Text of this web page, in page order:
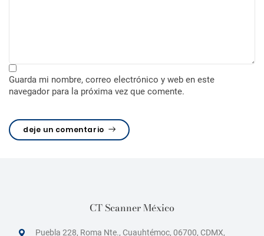
d
a
s
Guarda mi nombre, correo electrónico y web en este
navegador para la próxima vez que comente.
deje un comentario
CT Scanner México
Puebla 228, Roma Nte., Cuauhtémoc, 06700, CDMX,